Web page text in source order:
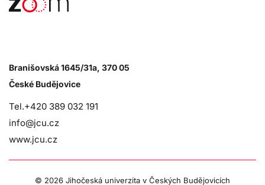
Branišovská 1645/31a, 370 05
České Budějovice
Tel.+420 389 032 191
info@jcu.cz
www.jcu.cz
© 2026 Jihočeská univerzita v Českých Budějovicích